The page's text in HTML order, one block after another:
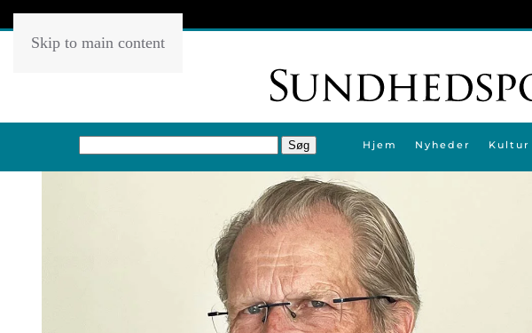
Skip to main content
Hjem Nyheder Kultur